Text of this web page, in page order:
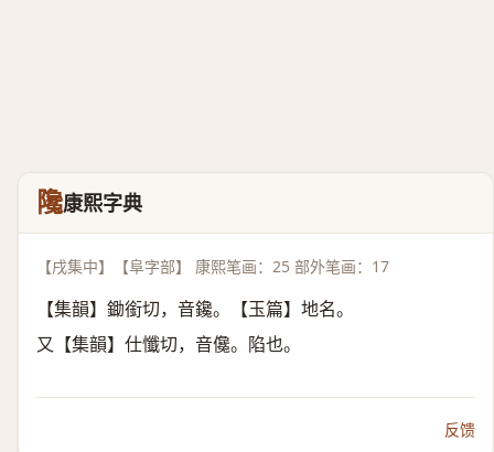
䧯康熙字典
【戌集中】【阜字部】 康熙笔画：25 部外笔画：17
【集韻】鋤銜切，音鑱。【玉篇】地名。
又【集韻】仕懺切，音儳。陷也。
反馈